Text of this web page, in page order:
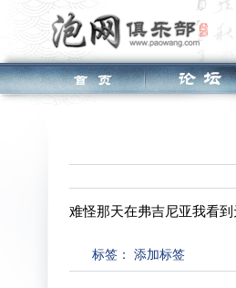
难怪那天在弗吉尼亚我看
标签： 添加标签